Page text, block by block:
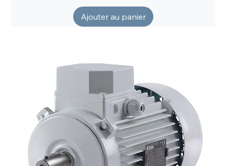
Ajouter au panier